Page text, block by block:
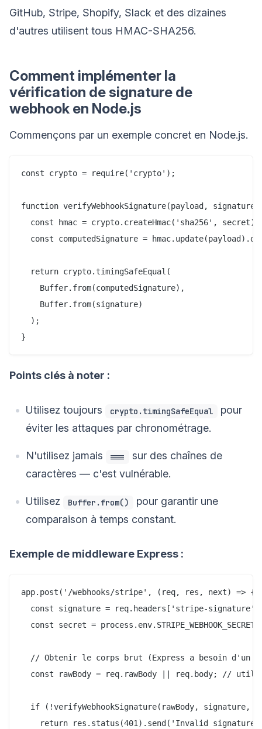
GitHub, Stripe, Shopify, Slack et des dizaines
d'autres utilisent tous HMAC-SHA256.
Comment implémenter la
vérification de signature de
webhook en Node.js
Commençons par un exemple concret en Node.js.
const crypto = require('crypto');
function verifyWebhookSignature(payload,
  const hmac = crypto.createHmac('sha256', secret);
const computedSignature =
  return crypto.timingSafeEqual(
    Buffer.from(computedSignature),
    Buffer.from(signature)
  );
Points clés à noter :
Utilisez toujours crypto.timingSafeEqual
pour
éviter les attaques par chronométrage.
N'utilisez jamais ===
sur des chaînes de
caractères — c'est vulnérable.
Utilisez Buffer.from()
pour garantir une
comparaison à temps constant.
Exemple de middleware Express :
app.post('/webhooks/stripe', (req, res, next) => {
const signature = req.headers['stripe-
  const secret = process.env.STRIPE_WEBHOOK_SECRET;
// Obtenir le corps brut (Express a besoin d'un
const rawBody = req.rawBody || req.body; //
if (!verifyWebhookSignature(rawBody, signature,
return res.status(401).send('Invalid